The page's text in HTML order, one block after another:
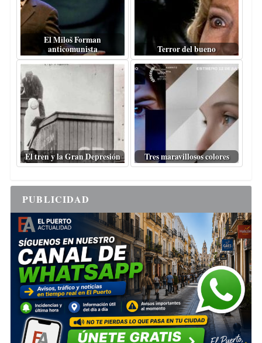
El Miloš Forman
anticomunista
Terror del bueno
El tren y la Gran Depresión Tres maravillosos colores
PUBLICIDAD